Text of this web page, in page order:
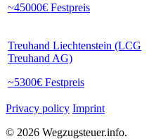
~45000€ Festpreis
Treuhand Liechtenstein (LCG
Treuhand AG)
~5300€ Festpreis
Privacy policy Imprint
© 2026 Wegzugsteuer.info.